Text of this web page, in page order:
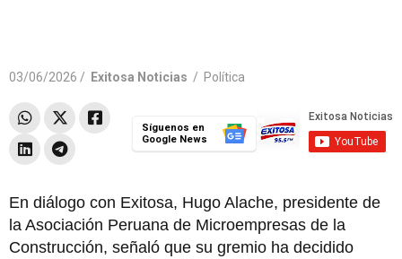
03/06/2026 / Exitosa Noticias / Política
Síguenos en
Google News
En diálogo con Exitosa, Hugo Alache, presidente de
la Asociación Peruana de Microempresas de la
Construcción, señaló que su gremio ha decidido